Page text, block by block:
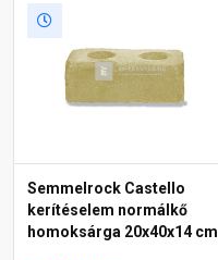
Semmelrock Castello
kerítéselem normálkő
homoksárga 20x40x14 cm